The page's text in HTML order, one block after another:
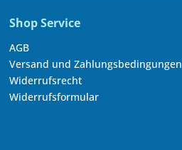
Shop Service
AGB
Versand und Zahlungsbedingungen
Widerrufsrecht
Widerrufsformular